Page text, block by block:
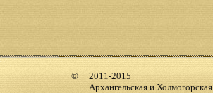
2011-2015
Архангельская и Холмогорская